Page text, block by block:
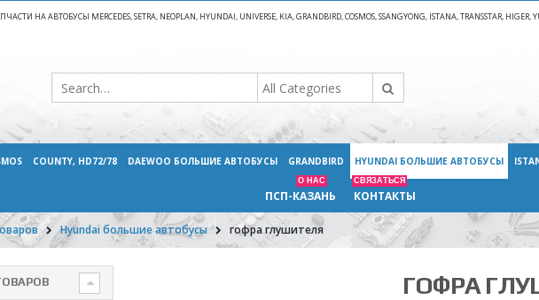
НА АВТОБУСЫ MERCEDES, SETRA, NEOPLAN, HYUNDAI, UNIVERSE, KIA, GRANDBIRD, COSMOS, SSANGYONG, ISTANA, TRANSSTAR, HIGER,
COUNTY, HD72/78 DAEWOO БОЛЬШИЕ АВТОБУСЫ GRANDBIRD HYUNDAI БОЛЬШИЕ АВТОБУСЫ
ПСП-КАЗАНЬ
О НАС
КОНТАКТЫ
СВЯЗАТЬСЯ
Hyundai большие автобусы гофра глушителя
ГОФРА